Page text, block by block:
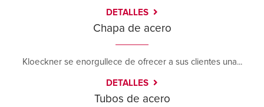
DETALLES
Chapa de acero
Kloeckner se enorgullece de ofrecer a sus clientes una...
DETALLES
Tubos de acero